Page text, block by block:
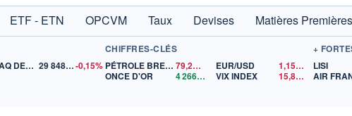
ETF - ETN OPCVM Taux Devises Matières Premières
NASDAQ DEC26 29 848,50-0,15%
CHIFFRES-CLÉS
PÉTROLE BRENT
79,23$US
ONCE D'OR
4 266,44 $US
EUR/USD 1,1549
$US
VIX INDEX
15,81$US
LISI